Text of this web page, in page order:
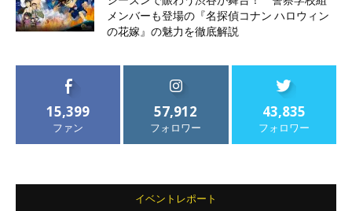
メンバーも登場の『名探偵コナン ハロウィン
の花嫁』の魅力を徹底解説
15,399
ファン
57,912
フォロワー
43,835
フォロワー
イベントレポート